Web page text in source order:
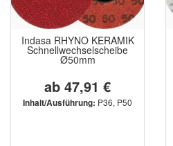
Indasa RHYNO KERAMIK
Schnellwechselscheibe
Ø50mm
ab 47,91 €
Inhalt/Ausführung: P36, P50